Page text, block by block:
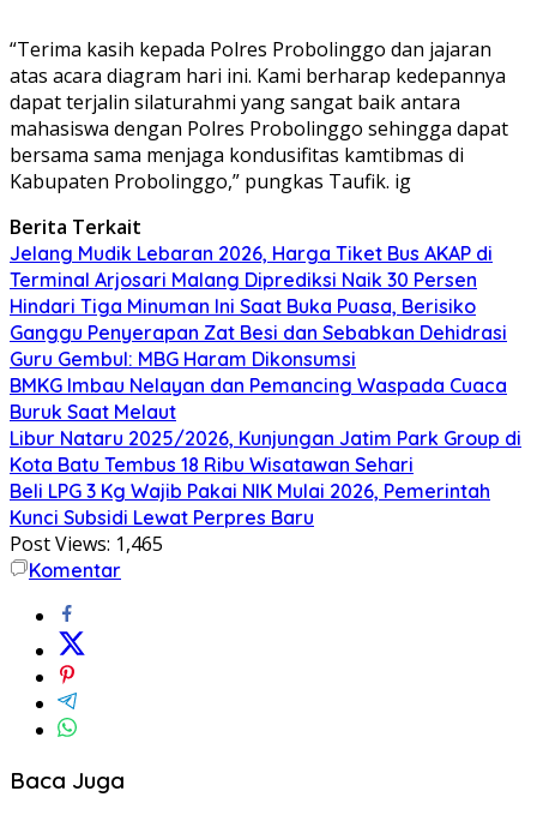
“Terima kasih kepada Polres Probolinggo dan jajaran
atas acara diagram hari ini. Kami berharap kedepannya
dapat terjalin silaturahmi yang sangat baik antara
mahasiswa dengan Polres Probolinggo sehingga dapat
bersama sama menjaga kondusifitas kamtibmas di
Kabupaten Probolinggo,” pungkas Taufik. ig
Berita Terkait
Jelang Mudik Lebaran 2026, Harga Tiket Bus AKAP di
Terminal Arjosari Malang Diprediksi Naik 30 Persen
Hindari Tiga Minuman Ini Saat Buka Puasa, Berisiko
Ganggu Penyerapan Zat Besi dan Sebabkan Dehidrasi
Guru Gembul: MBG Haram Dikonsumsi
BMKG Imbau Nelayan dan Pemancing Waspada Cuaca
Buruk Saat Melaut
Libur Nataru 2025/2026, Kunjungan Jatim Park Group di
Kota Batu Tembus 18 Ribu Wisatawan Sehari
Beli LPG 3 Kg Wajib Pakai NIK Mulai 2026, Pemerintah
Kunci Subsidi Lewat Perpres Baru
Post Views: 1,465
Komentar
Baca Juga